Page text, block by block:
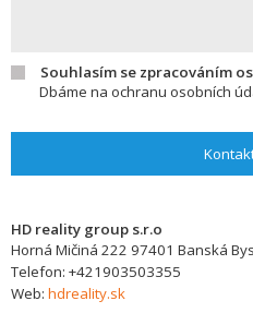
Souhlasím se zpracováním
Dbáme na ochranu osobních
HD reality group s.r.o
Horná Mičiná 222 97401 Banská
Telefon: +421903503355
Web: hdreality.sk